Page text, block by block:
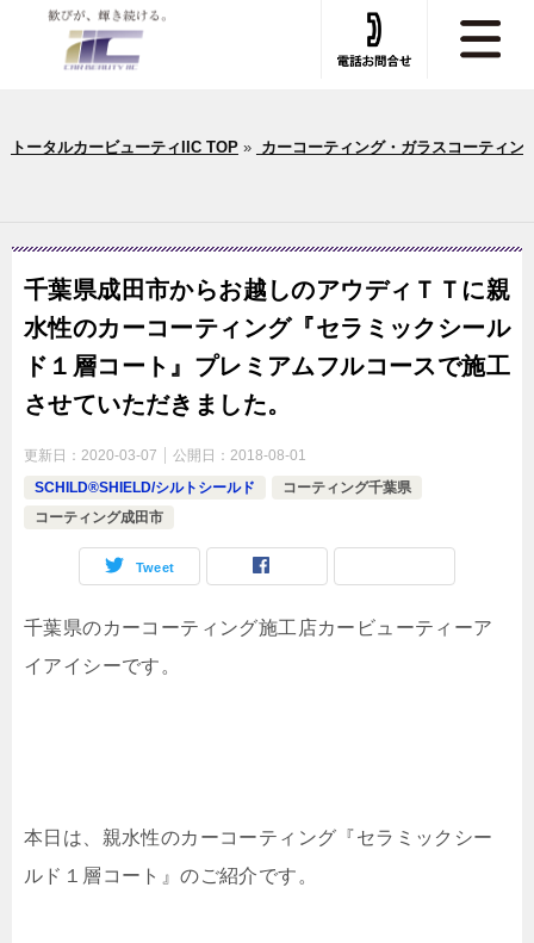
トータルカービューティIIC TOP» カーコーティング・ガラスコーティン
千葉県成田市からお越しのアウディＴＴに親
水性のカーコーティング『セラミックシール
ド１層コート』プレミアムフルコースで施工
させていただきました。
更新日： 2020-03-07 公開日： 2018-08-01
SCHILD®SHIELD/シルトシールド
コーティング千葉県
コーティング成田市
Tweet
千葉県のカーコーティング施工店カービューティーア
イアイシーです。
本日は、親水性のカーコーティング『セラミックシー
ルド１層コート』のご紹介です。